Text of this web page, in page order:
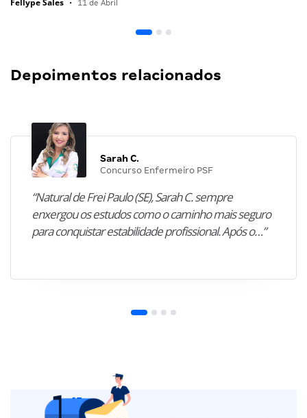
Fellype Sales • 11 de Abril
Depoimentos relacionados
Sarah C.
Concurso Enfermeiro PSF
“Natural de Frei Paulo (SE), Sarah C. sempre
enxergou os estudos como o caminho mais seguro
para conquistar estabilidade profissional. Após o…”